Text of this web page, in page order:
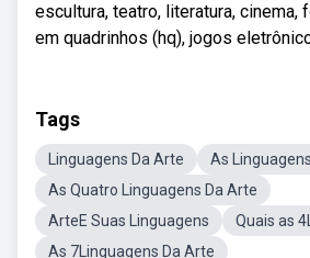
escultura, teatro, literatura, cinema,
em quadrinhos (hq), jogos
Tags
Linguagens Da Arte
As
As Quatro Linguagens Da Arte
ArteE Suas Linguagens
Quais as
As 7Linguagens Da Arte